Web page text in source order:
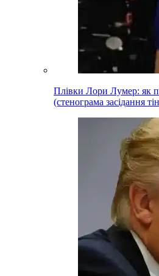
Плівки Лори Лумер: як
(стенограма засідання